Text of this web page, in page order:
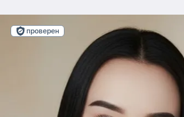
проверен